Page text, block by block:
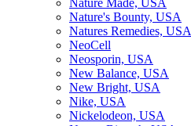
Nature Made, USA
Nature's Bounty, USA
Natures Remedies, USA
NeoCell
Neosporin, USA
New Balance, USA
New Bright, USA
Nike, USA
Niсkelodeon, USA